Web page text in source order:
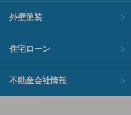
外壁塗装
住宅ローン
不動産会社情報